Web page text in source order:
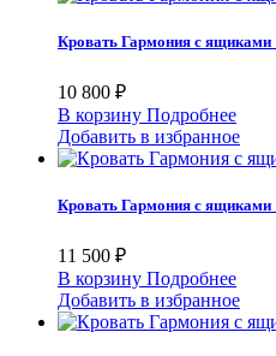
Кровать Гармония с ящиками
10 800 ₽
В корзину Подробнее
Добавить в избранное
Кровать Гармония с ящиками
11 500 ₽
В корзину Подробнее
Добавить в избранное